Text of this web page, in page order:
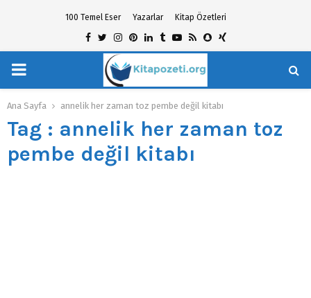
100 Temel Eser Yazarlar Kitap Özetleri
Facebook
TwitterInstagram
Pinterest
Linkedin
TumblrYoutube
RssSnapchat
Xing
PRIMARY
MENU
Ana Sayfa annelik her zaman toz pembe değil kitabı
Tag : annelik her zaman toz
pembe değil kitabı